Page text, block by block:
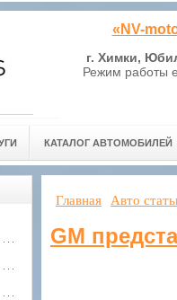
«NV-
г. Химки,
Режим работы
КАТАЛОГ АВТОМОБИЛЕЙ
Главная Авто
GM